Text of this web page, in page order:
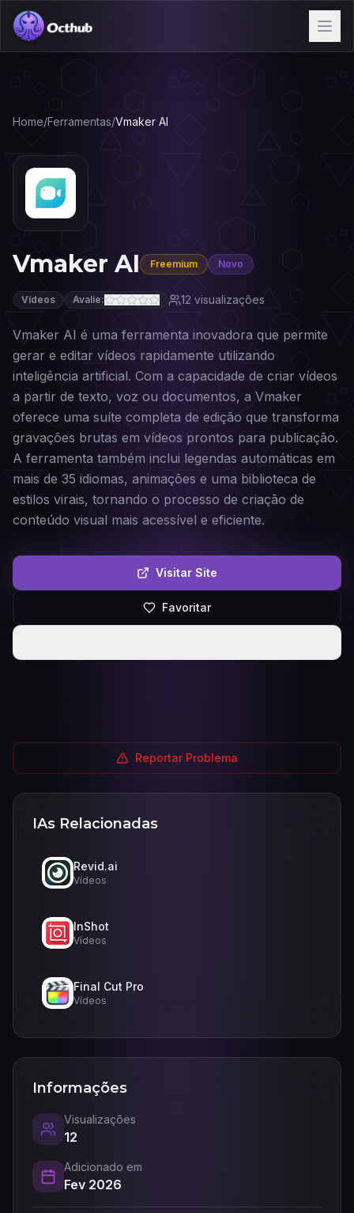
Home/Ferramentas/Vmaker AI
Vmaker AI Freemium Novo
Vídeos Avalie: 12visualizações
Vmaker AI é uma ferramenta inovadora que permite
gerar e editar vídeos rapidamente utilizando
inteligência artificial. Com a capacidade de criar vídeos
a partir de texto, voz ou documentos, a Vmaker
oferece uma suíte completa de edição que transforma
gravações brutas em vídeos prontos para publicação.
A ferramenta também inclui legendas automáticas em
mais de 35 idiomas, animações e uma biblioteca de
estilos virais, tornando o processo de criação de
conteúdo visual mais acessível e eficiente.
Visitar Site
Favoritar
Reportar Problema
IAs Relacionadas
Revid.ai
Vídeos
InShot
Vídeos
Final Cut Pro
Vídeos
Informações
Visualizações
12
Adicionado em
Fev 2026